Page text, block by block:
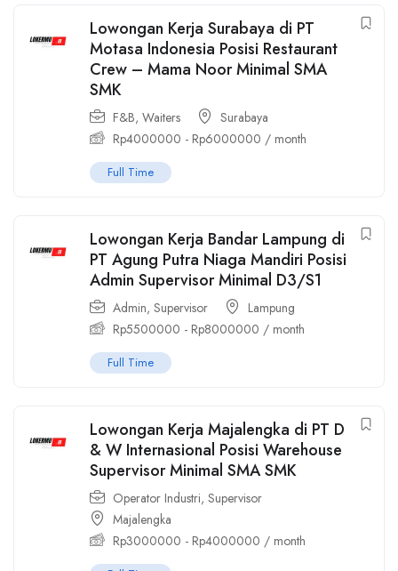
Lowongan Kerja Surabaya di PT
Motasa Indonesia Posisi Restaurant
Crew – Mama Noor Minimal SMA
SMK
F&B, Waiters
Surabaya
Rp4000000 - Rp6000000 / month
Full Time
Lowongan Kerja Bandar Lampung di
PT Agung Putra Niaga Mandiri Posisi
Admin Supervisor Minimal D3/S1
Admin, Supervisor
Lampung
Rp5500000 - Rp8000000 / month
Full Time
Lowongan Kerja Majalengka di PT D
& W Internasional Posisi Warehouse
Supervisor Minimal SMA SMK
Operator Industri, Supervisor
Majalengka
Rp3000000 - Rp4000000 / month